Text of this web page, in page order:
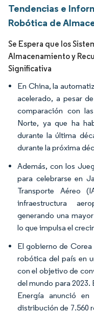
Tendencias e
Robótica de
Se Espera que los
Almacenamiento y
Significativa
En China, la
acelerado, a pesar
comparación con
Norte, ya que ha
durante la última
durante la próxima
Además, con los
para celebrarse en
Transporte Aéreo
infraestructura
generando una
lo que impulsa el
El gobierno de
robótica del país en
con el objetivo de
del mundo para
Energía anunció
distribución de 7.560